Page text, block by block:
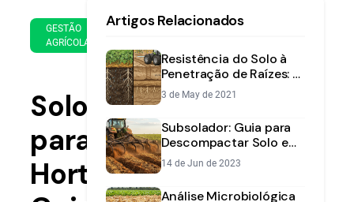
GESTÃO
AGRÍCOLA
de
de
2025
min
leitura
Solo
para
Horta:
Artigos Relacionados
Resistência do Solo à
Penetração de Raízes: O
Que É e Como Corrigir
3 de May de 2021
Subsolador: Guia para
Descompactar Solo e
Aumentar
Produtividade
14 de Jun de 2023
Análise Microbiológica